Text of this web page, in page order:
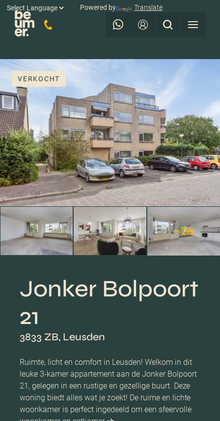
Powered by Translate
VERKOCHT
+ 26
Jonker Bolpoort
21
3833 ZB, Leusden
Ruimte, licht en comfort in Leusden! Welkom in dit
leuke 3-kamer appartement aan de Jonker Bolpoort
21, gelegen in een rustige en gezellige buurt. Deze
woning biedt alles wat je zoekt! De ruime en lichte
woonkamer is perfect ingedeeld om een sfeervolle